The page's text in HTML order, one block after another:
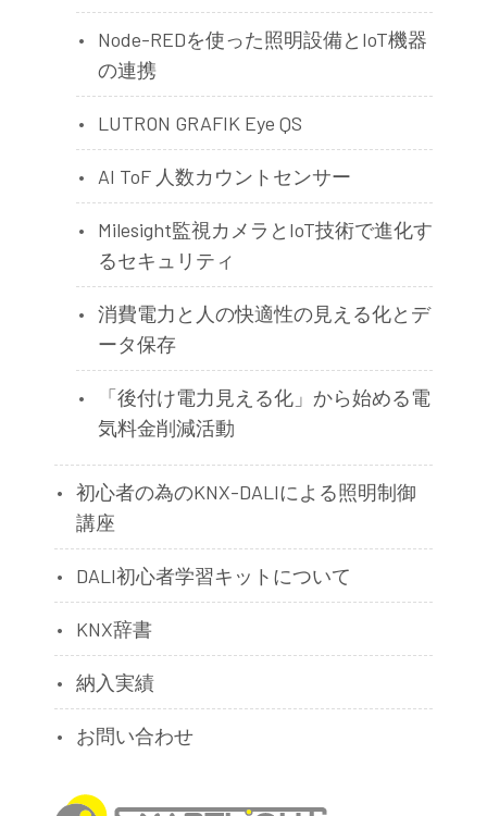
Node-REDを使った照明設備とIoT機器
の連携
LUTRON GRAFIK Eye QS
AI ToF 人数カウントセンサー
Milesight監視カメラとIoT技術で進化す
るセキュリティ
消費電力と人の快適性の見える化とデ
ータ保存
「後付け電力見える化」から始める電
気料金削減活動
初心者の為のKNX-DALIによる照明制御
講座
DALI初心者学習キットについて
KNX辞書
納入実績
お問い合わせ